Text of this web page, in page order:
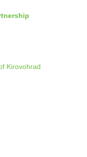
Kirovohrad